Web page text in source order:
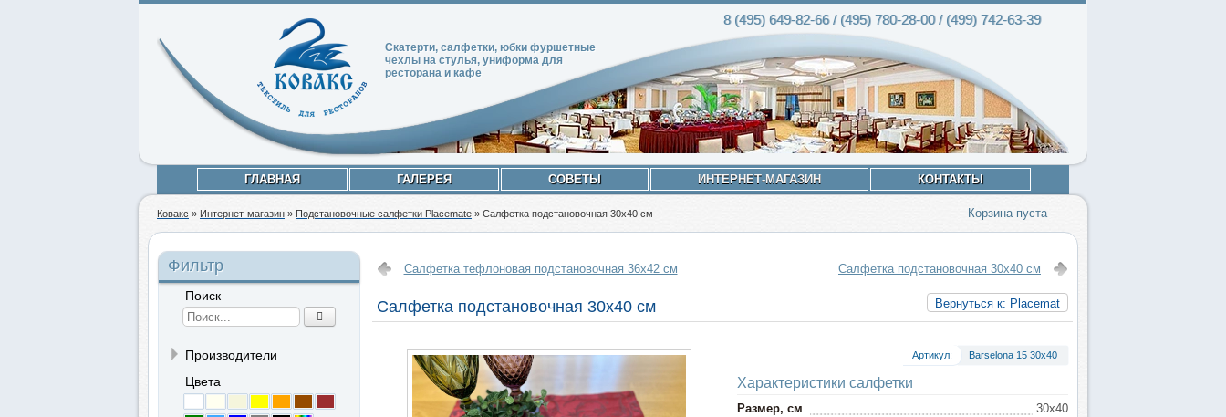
Скатерти, салфетки, юбки фуршетные
чехлы на стулья, униформа для
ресторана и кафе
ГЛАВНАЯ ГАЛЕРЕЯ СОВЕТЫ ИНТЕРНЕТ-МАГАЗИН КОНТАКТЫ
8 (495) 649-82-66 / (495) 780-28-00 / (499) 742-63-39
Ковакс » Интернет-магазин » Подстановочные салфетки Placemate » Салфетка подстановочная 30х40 см Корзина пуста
Фильтр
Поиск
Производители
Цвета
Салфетка тефлоновая подстановочная 36х42 см Салфетка подстановочная 30х40 см
Вернуться к: Placemat
Салфетка подстановочная 30х40 см
Артикул: Barselona 15 30х40
Характеристики салфетки
Размер, см
30x40